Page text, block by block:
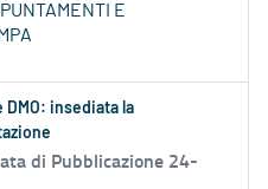
E
insediata la
di Pubblicazione 24-